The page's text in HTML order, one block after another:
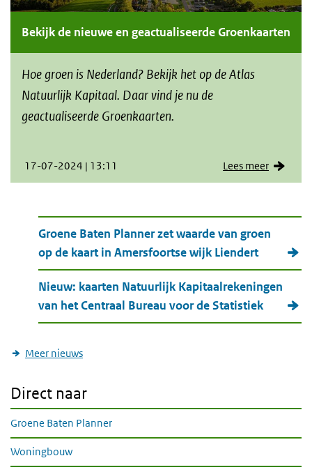
Bekijk de nieuwe en geactualiseerde Groenkaarten
Hoe groen is Nederland? Bekijk het op de Atlas
Natuurlijk Kapitaal. Daar vind je nu de
geactualiseerde Groenkaarten.
17-07-2024 | 13:11 Lees meer
Meer nieuws
Groene Baten Planner zet waarde van groen
op de kaart in Amersfoortse wijk Liendert
Nieuw: kaarten Natuurlijk Kapitaalrekeningen
van het Centraal Bureau voor de Statistiek
Meer nieuws
Direct naar
Groene Baten Planner
Woningbouw